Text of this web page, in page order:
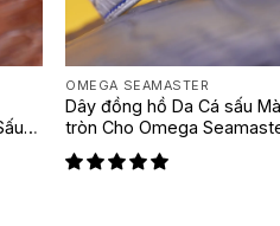
OMEGA SEAMASTER
Dây đồng hồ Da Cá sấu
tròn Cho Omega